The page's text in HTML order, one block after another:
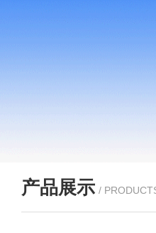
产品展示 /